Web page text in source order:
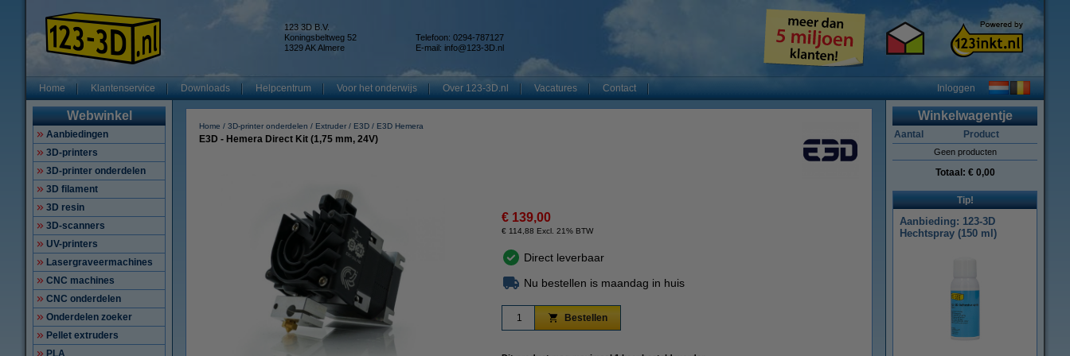
123 3D B.V.
Koningsbeltweg 52
1329 AK Almere
Telefoon: 0294-787127
E-mail: info@123-3D.nl
Home Klantenservice Downloads Helpcentrum Voor het onderwijs Over 123-3D.nl Vacatures Contact Inloggen
Webwinkel
Aanbiedingen
3D-printers
3D-printer onderdelen
3D filament
3D resin
3D-scanners
UV-printers
Lasergraveermachines
CNC machines
CNC onderdelen
Onderdelen zoeker
Pellet extruders
PLA
Home 3D-printer onderdelen Extruder E3D E3D Hemera
E3D - Hemera Direct Kit (1,75 mm, 24V)
€ 139,00
€ 114,88 Excl. 21% BTW
Direct leverbaar
Nu bestellen is maandag in huis
Bestellen
Winkelwagentje
Aantal Product
Geen producten
Totaal: € 0,00
Tip!
Aanbieding: 123-3D
Hechtspray (150 ml)